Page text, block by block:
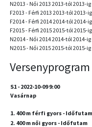
N2013 - Női 2013 2013-tól 2013-ig
F2013 - Férfi 2013 2013-tól 2013-ig
F2014 - Férfi 2014 2014-tól 2014-ig
F2015 - Férfi 2015 2015-tól 2015-ig
N2014 - Női 2014 2014-tól 2014-ig
N2015 - Női 2015 2015-tól 2015-ig
S1 - 2022-10-09 9:00
Vasárnap
1. 400 m férfi gyors - Időfutam
2. 400 m női gyors - Időfutam